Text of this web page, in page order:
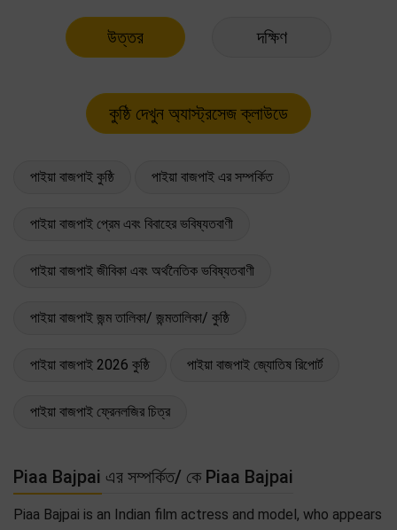
উত্তর দক্ষিণ
পাইয়া বাজপাই কুষ্ঠি পাইয়া বাজপাই এর সম্পর্কিত
পাইয়া বাজপাই প্রেম এবং বিবাহের ভবিষ্যতবাণী
পাইয়া বাজপাই জীবিকা এবং অর্থনৈতিক ভবিষ্যতবাণী
পাইয়া বাজপাই জন্ম তালিকা/ জন্মতালিকা/ কুষ্ঠি
পাইয়া বাজপাই 2026 কুষ্ঠি পাইয়া বাজপাই জ্যোতিষ রিপোর্ট
পাইয়া বাজপাই ফ্রেনলজির চিত্র
Piaa Bajpai এর সম্পর্কিত/ কে Piaa Bajpai
Piaa Bajpai is an Indian film actress and model, who appears